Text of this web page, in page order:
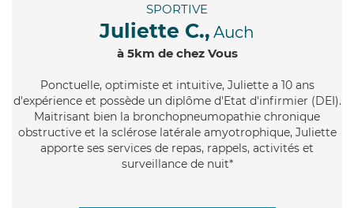
SPORTIVE
Juliette C., Auch
à 5km de chez Vous
Ponctuelle, optimiste et intuitive, Juliette a 10 ans
d'expérience et possède un diplôme d'Etat d'infirmier (DEI).
Maitrisant bien la bronchopneumopathie chronique
obstructive et la sclérose latérale amyotrophique, Juliette
apporte ses services de repas, rappels, activités et
surveillance de nuit*